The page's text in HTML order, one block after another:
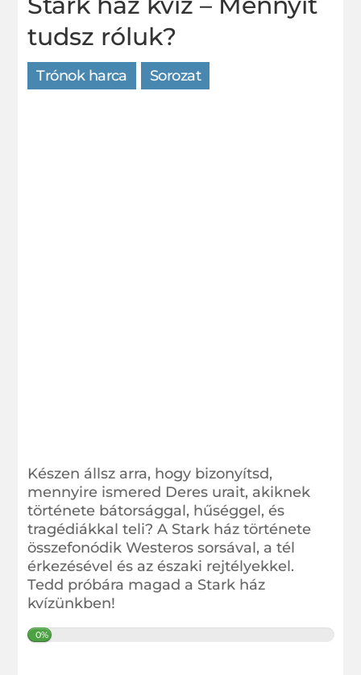
tudsz róluk?
Trónok harca Sorozat
Készen állsz arra, hogy bizonyítsd,
mennyire ismered Deres urait, akiknek
története bátorsággal, hűséggel, és
tragédiákkal teli? A Stark ház története
összefonódik Westeros sorsával, a tél
érkezésével és az északi rejtélyekkel.
Tedd próbára magad a Stark ház
kvízünkben!
0%